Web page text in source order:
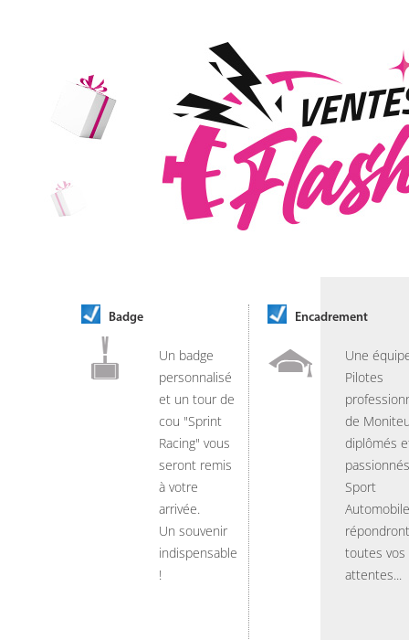
Badge
Un badge
personnalisé
et un tour de
cou "Sprint
Racing" vous
seront remis
à votre
arrivée.
Un souvenir
indispensable
!
Encadrement
Une
Pilotes
de
diplômés
Sport
Automobile
toutes vos
attentes...